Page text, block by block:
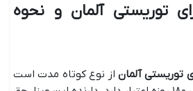
توریستی آلمان و نحوه
توریستی آلمان از نوع کوتاه مدت است